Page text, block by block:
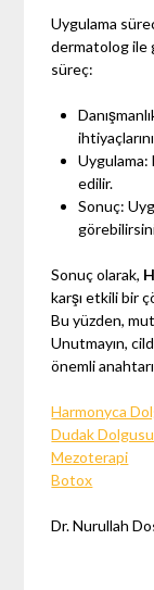
Uygulama
dermatolog ile
süreç:
Uygulama:
edilir.
Sonuç:
Sonuç olarak,
karşı etkili bir
Bu yüzden,
Unutmayın,
önemli
Harmonyca
Dudak Dolgusu
Mezoterapi
Botox
Dr. Nurullah